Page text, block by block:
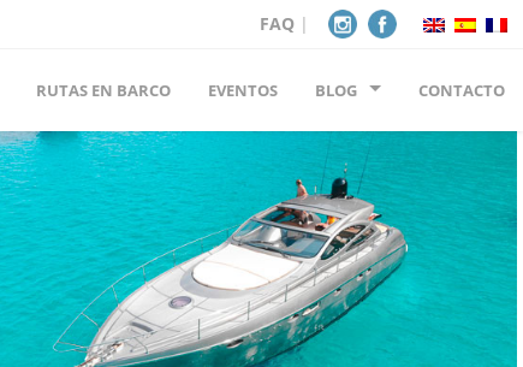
FAQ|
RUTAS EN BARCO EVENTOS BLOG CONTACTO